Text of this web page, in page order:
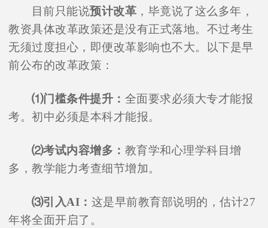
目前只能说预计改革 ，毕竟说了这么多年，
教资具体改革政策还是没有正式落地。不过考生
无须过度担心，即便改革影响也不大。以下是早
前公布的改革政策：
⑴门槛条件提升： 全面要求必须大专才能报
考。初中必须是本科才能报。
⑵考试内容增多： 教育学和心理学科目增
多，教学能力考查细节增加。
⑶引入AI： 这是早前教育部说明的，估计27
年将全面开启了。